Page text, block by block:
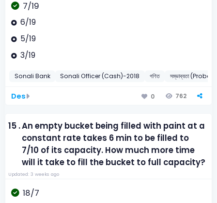
7/19
6/19
5/19
3/19
Sonali Bank Sonali Officer (Cash)-2018 গণিত সম্ভাব্যতা
Des 0 762
15 .An empty bucket being filled with paint at a
constant rate takes 6 min to be filled to
7/10 of its capacity. How much more time
will it take to fill the bucket to full capacity?
Updated: 3 weeks ago
18/7